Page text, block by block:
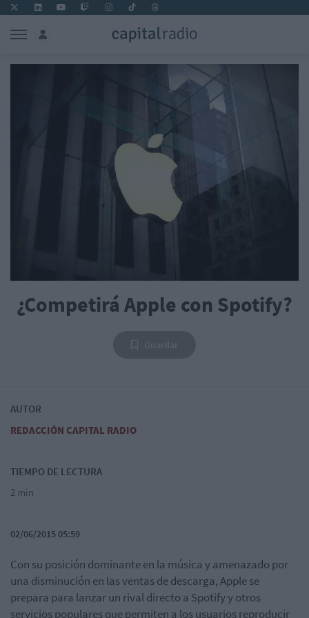
¿Competirá Apple con Spotify?
AUTOR
REDACCIÓN CAPITAL RADIO
TIEMPO DE LECTURA
2 min
02/06/2015 05:59
Con su posición dominante en la música y amenazado por
una disminución en las ventas de descarga, Apple se
prepara para lanzar un rival directo a Spotify y otros
servicios populares que permiten a los usuarios reproducir